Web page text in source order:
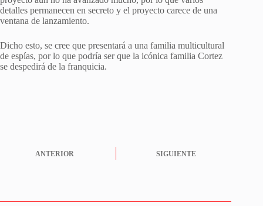
detalles permanecen en secreto y el proyecto carece de una
ventana de lanzamiento.
Dicho esto, se cree que presentará a una familia multicultural
de espías, por lo que podría ser que la icónica familia Cortez
se despedirá de la franquicia.
ANTERIOR SIGUIENTE